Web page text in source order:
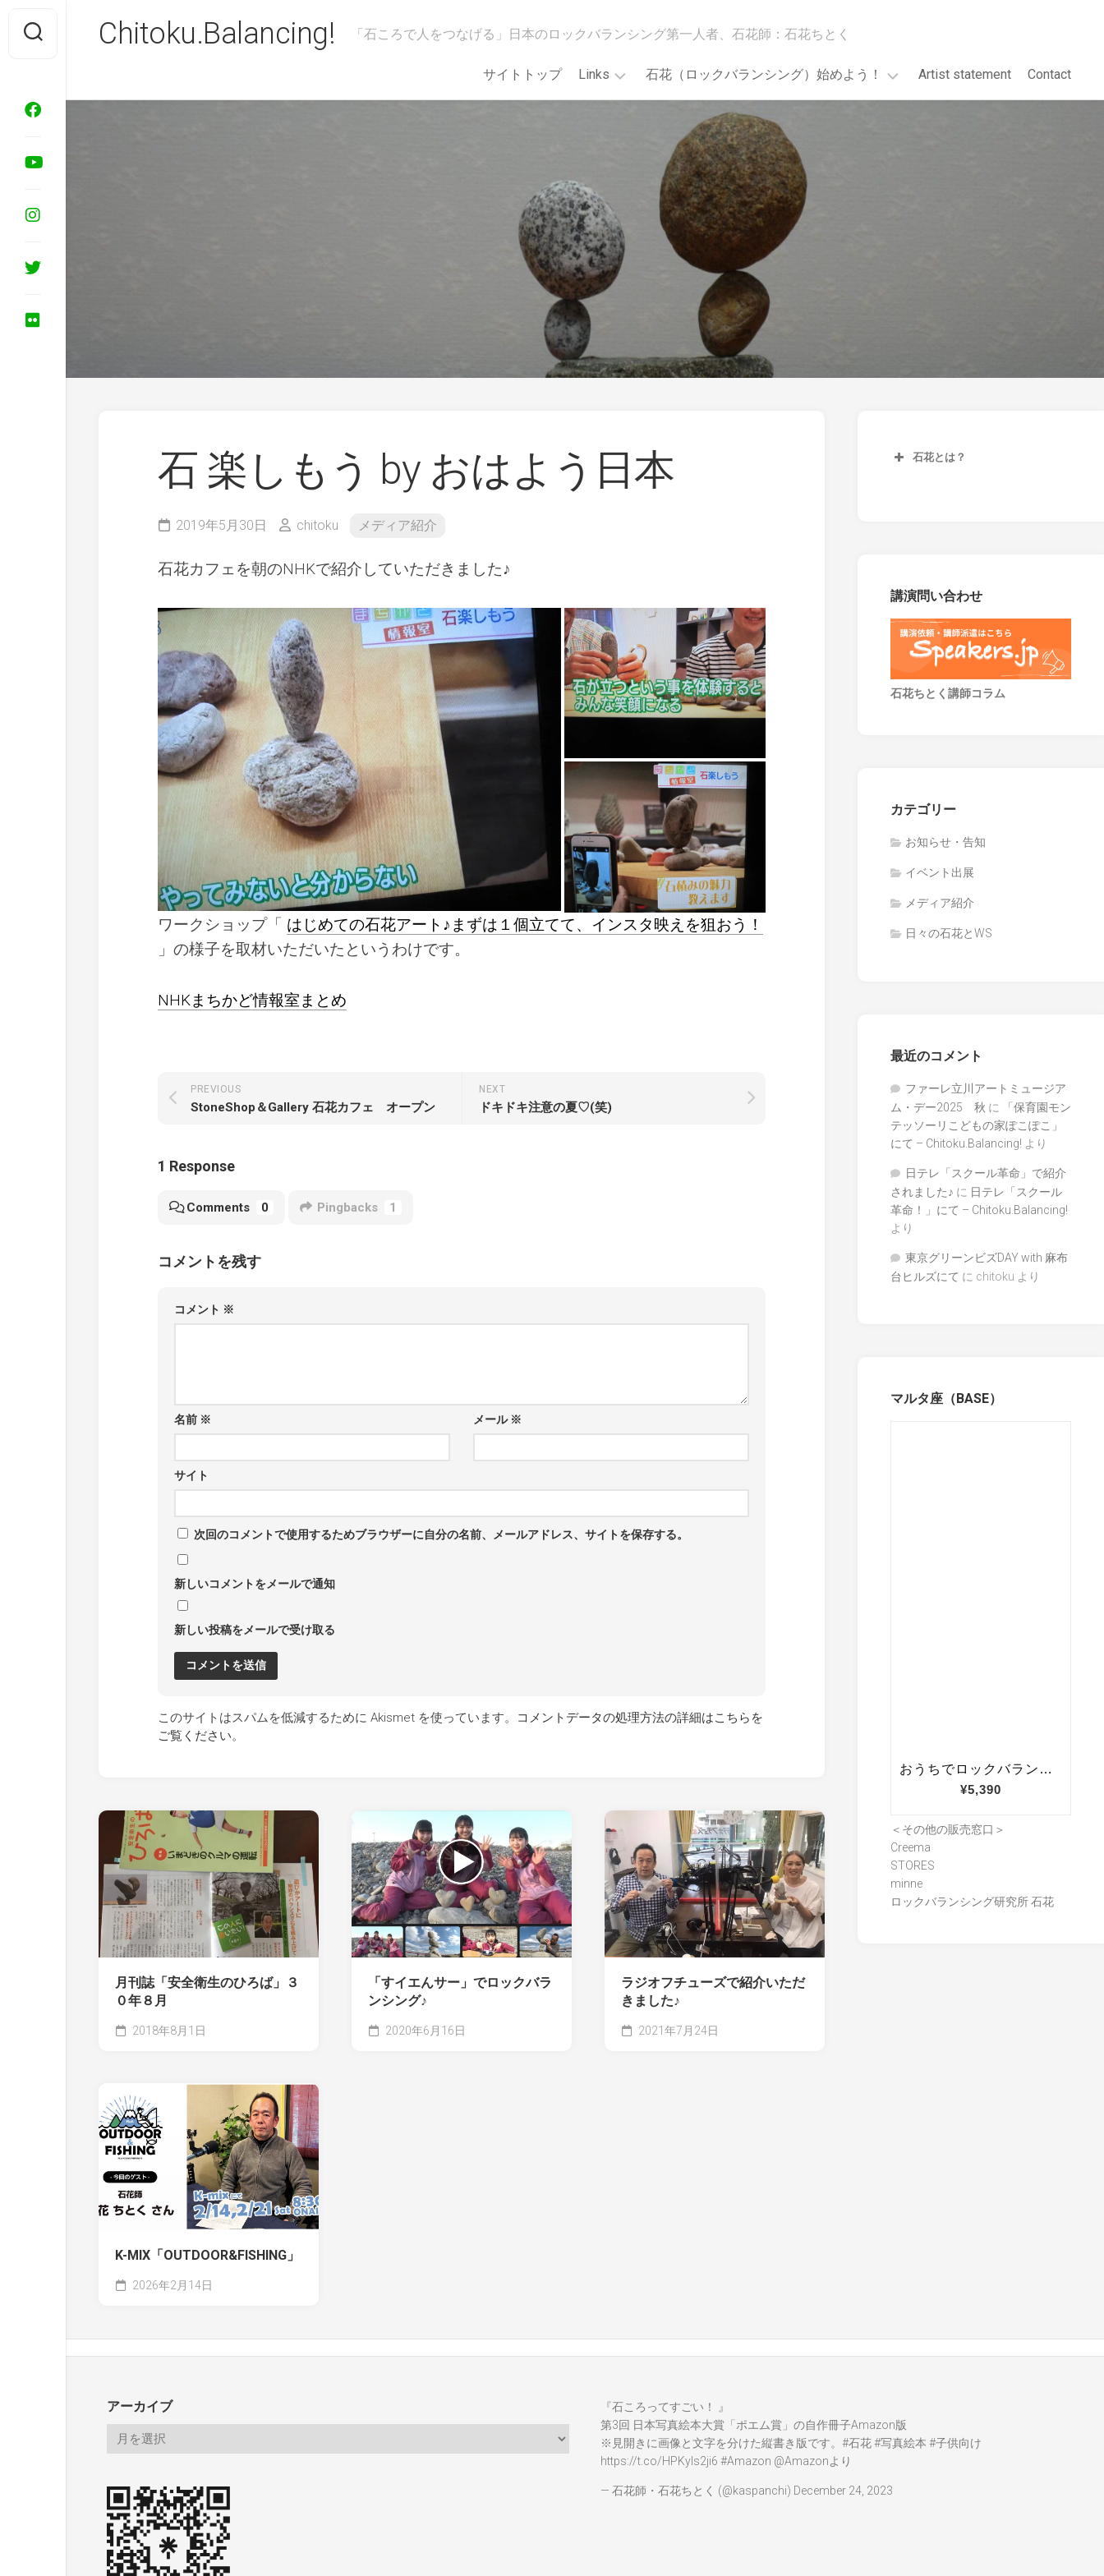
content
Chitoku.Balancing! 「石ころで人をつなげる」日本のロックバランシング第一人者、石花師：石花ちとく
サイトトップ Links
site
ロ
ッ
ク
バ
ラ
研
ー
等
ご
依
頼
石
花
展
サ
ト
著
書
そ
の
他
赤
帽
石花（ロックバランシング）始めよう！
WildMindGO!GO!
ス
ト
ア
カ
「誰
で
も
ー
石
花
都
流
多
摩
川
ッ
ク
バ
ラ
ン
シ
ン
グ
を
満
喫
し
Artist statement Contact
石 楽しもう by おはよう日本
2019年5月30日 chitoku メディア紹介
石花カフェを朝のNHKで紹介していただきました♪
ワークショップ「 はじめての石花アート♪まずは１個立てて、インスタ映えを狙おう！
」の様子を取材いただいたというわけです。
NHKまちかど情報室まとめ
NEXT
ドキドキ注意の夏♡(笑)
PREVIOUS
StoneShop＆Gallery 石花カフェ オープン
1 Response
Comments 0 Pingbacks 1
コメントを残す
コメント ※
名前 ※ メール ※
サイト
次回のコメントで使用するためブラウザーに自分の名前、メールアドレス、サイトを保存する。
新しいコメントをメールで通知
新しい投稿をメールで受け取る
このサイトはスパムを低減するために Akismet を使っています。
コメントデータの処理方法の詳細はこちらを
ご覧ください。
月刊誌「安全衛生のひろば」３
０年８月
2018年8月1日
「すイエんサー」でロックバラ
ンシング♪
2020年6月16日
ラジオフチューズで紹介いただ
きました♪
2021年7月24日
K-MIX「OUTDOOR&FISHING」
2026年2月14日
石花とは？
講演問い合わせ
石花ちとく講師コラム
カテゴリー
お知らせ・告知
イベント出展
メディア紹介
日々の石花とWS
最近のコメント
ファーレ立川アートミュージア
ム・デー2025 秋 に
「保育園モン
テッソーリこどもの家ぽこぽこ」
にて – Chitoku.Balancing! より
日テレ「スクール革命」で紹介
されました♪ に 日テレ「スクール
革命！」にて – Chitoku.Balancing!
より
東京グリーンビズDAY with 麻布
台ヒルズにて に chitoku より
マルタ座（BASE）
＜その他の販売窓口＞
Creema
STORES
minne
ロックバランシング研究所 石花
アーカイブ
『石ころってすごい！ 』
第3回 日本写真絵本大賞「ポエム賞」の自作冊子Amazon版
※見開きに画像と文字を分けた縦書き版です。 #石花 #写真絵本 #子供向け
https://t.co/HPKyIs2ji6 #Amazon @Amazonより
— 石花師・石花ちとく (@kaspanchi) December 24, 2023